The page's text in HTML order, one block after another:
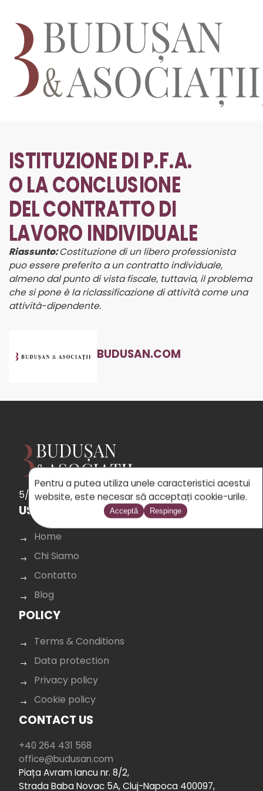
ISTITUZIONE DI P.F.A.
O LA CONCLUSIONE
DEL CONTRATTO DI
LAVORO INDIVIDUALE
Riassunto:Costituzione diun libero professionista
puo essere preferito a un contratto individuale,
almeno dal punto di vista fiscale, tuttavia, il problema
che si pone è la riclassificazione di attività come una
attività-dipendente.
BUDUSAN.COM
5/5Seethe 31 reviews powered by Google
USEFUL LINKS
Home
Chi Siamo
Contatto
Blog
POLICY
Terms & Conditions
Data protection
Privacy policy
Cookie policy
CONTACT US
+40 264 431 568
office@budusan.com
Piața Avram Iancu nr. 8/2,
Strada Baba Novac 5A, Cluj-Napoca 400097,
Pentru a putea utiliza unele caracteristici acestui
website, este necesar să acceptați cookie-urile.
Acceptă Respinge